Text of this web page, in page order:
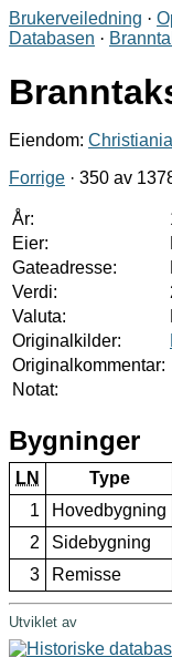
Brukerveiledning ·
Databasen ·
Eiendom:
Forrige · 350 av
År:
Eier:
Gateadresse:
Verdi:
Valuta:
Originalkilder:
Originalkommentar:
Notat:
Bygninger
LN Type
1
Hovedbygning
2
Sidebygning
3
Remisse
Utviklet av